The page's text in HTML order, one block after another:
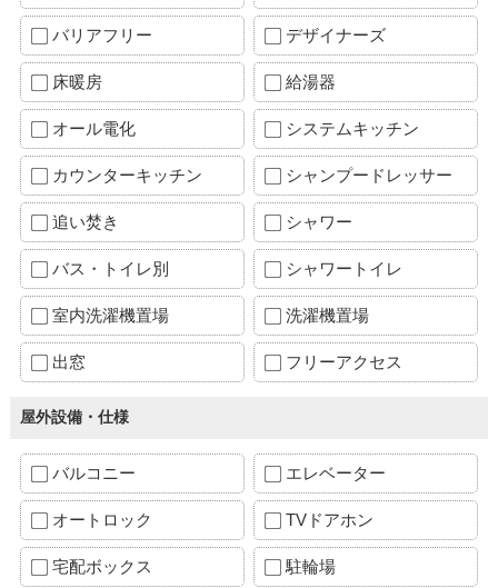
バリアフリー デザイナーズ
床暖房 給湯器
オール電化 システムキッチン
カウンターキッチン シャンプードレッサー
追い焚き シャワー
バス・トイレ別 シャワートイレ
室内洗濯機置場 洗濯機置場
出窓 フリーアクセス
屋外設備・仕様
バルコニー エレベーター
オートロック TVドアホン
宅配ボックス 駐輪場